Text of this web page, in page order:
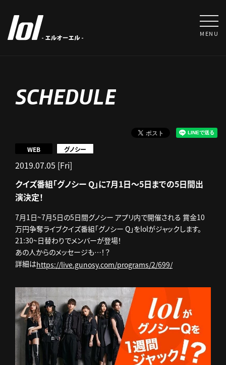
MENU
SCHEDULE
2019.07.05 [Fri]
WEB グノシー
クイズ番組「グノシー Q」に7月1日～5日までの5日間出
演決定！
7月1日~7月5日の5日間グノシー アプリ内で開催される 賞金10
万円争奪ライブクイズ番組「グノシー Q」をlolがジャックします。
21:30~日替わりでメンバーが登場！
あの人からのメッセージも…！？
詳細はhttps://live.gunosy.com/programs/2/699/